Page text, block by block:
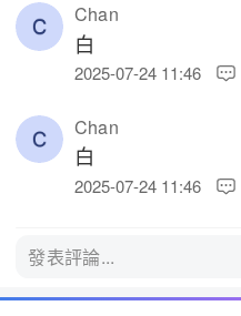
Chan
白
2025-07-24 11:46
Chan
白
2025-07-24 11:46
發表評論...